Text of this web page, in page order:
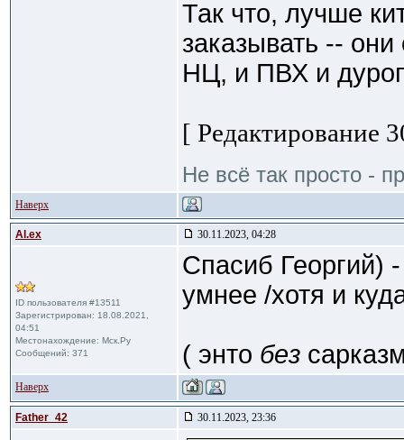
Так что, лучше
заказывать --
НЦ, и ПВХ и
[ Редактирование
Не всё так просто -
Наверх
Al.ex 30.11.2023, 04:28
ID пользователя #13511
Зарегистрирован: 18.08.2021,
04:51
Местонахождение: Мск.Ру
Сообщений: 371
Спасиб
умнее /хотя и
( энто без
Наверх
Father_42 30.11.2023, 23:36